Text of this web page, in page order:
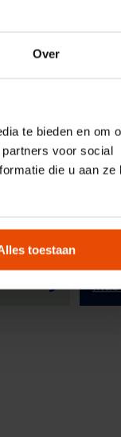
Over
te bieden en om
voor social
die u aan ze
toestaan